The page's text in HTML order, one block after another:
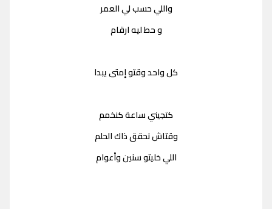
واللي حسب لي العمر
و حط ليه ارقام
كل واحد وقتو إمتى يبدا
كتجيني ساعة كنخمم
وقتاش نحقق ذاك الحلم
اللي خليتو سنين وأعوام